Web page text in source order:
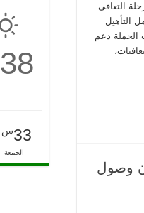
التعافي
التأهيل
الحملة دعم
وصول
38
33س
الجمعة